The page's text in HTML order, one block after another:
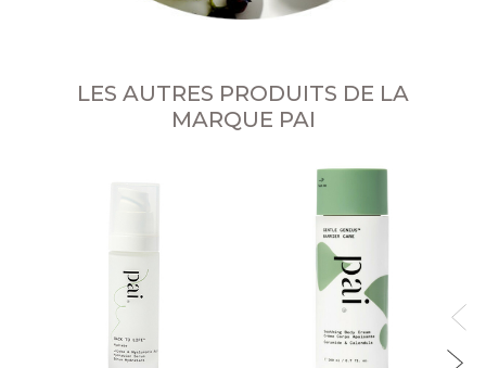
LES AUTRES PRODUITS DE LA
MARQUE PAI